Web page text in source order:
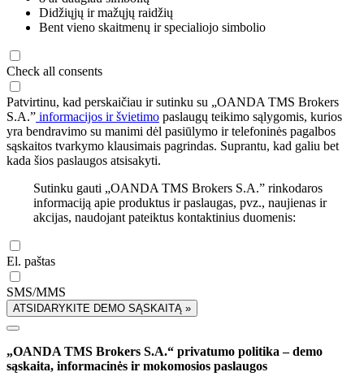
Didžiųjų ir mažųjų raidžių
Bent vieno skaitmenų ir specialiojo simbolio
Check all consents
Patvirtinu, kad perskaičiau ir sutinku su „OANDA TMS Brokers
S.A.” informacijos ir švietimo paslaugų teikimo sąlygomis, kurios
yra bendravimo su manimi dėl pasiūlymo ir telefoninės pagalbos
sąskaitos tvarkymo klausimais pagrindas. Suprantu, kad galiu bet
kada šios paslaugos atsisakyti.
Sutinku gauti „OANDA TMS Brokers S.A.” rinkodaros
informaciją apie produktus ir paslaugas, pvz., naujienas ir
akcijas, naudojant pateiktus kontaktinius duomenis:
El. paštas
SMS/MMS
ATSIDARYKITE DEMO SĄSKAITĄ »
„OANDA TMS Brokers S.A.“ privatumo politika – demo
sąskaita, informacinės ir mokomosios paslaugos